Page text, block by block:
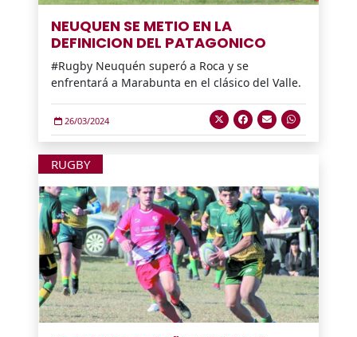
NEUQUEN SE METIO EN LA
DEFINICION DEL PATAGONICO
#Rugby Neuquén superó a Roca y se
enfrentará a Marabunta en el clásico del Valle.
26/03/2024
RUGBY